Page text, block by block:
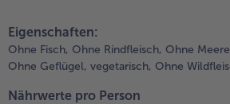
Eigenschaften:
Ohne Fisch, Ohne Rindfleisch, Ohne
Ohne Geflügel, vegetarisch, Ohne
Nährwerte pro Person